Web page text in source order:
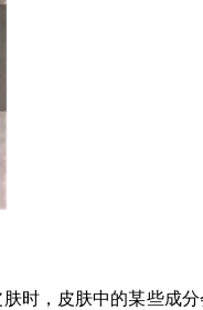
时，皮肤中的某些成分